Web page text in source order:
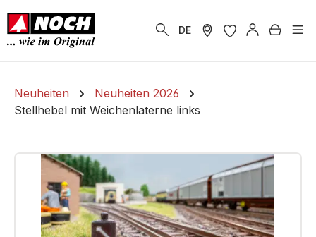
springen
DE
Neuheiten
Neuheiten 2026
Stellhebel mit Weichenlaterne links
Bildergalerie überspringen